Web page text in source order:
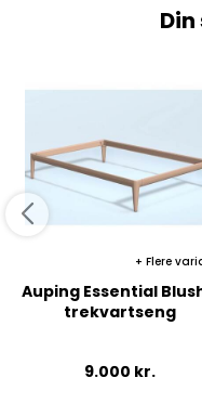
Flere
Auping Essential
trekvartseng
9.000 kr.